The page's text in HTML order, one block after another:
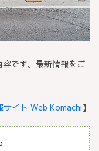
容です。最新情報をご
サイト Web Komachi】